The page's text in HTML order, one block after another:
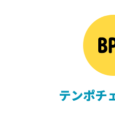
テンポチ